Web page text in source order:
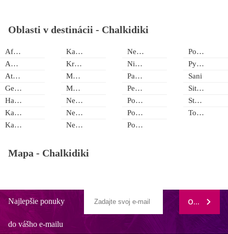
Oblasti v destinácii - Chalkidiki
Afitos
Agia Triada
Athos-Ouranoupolis
Gerakini
Hanioti
Kalamitsi
Kalives
Kallithea
Kriopigi
Metamorfosi
Mola Kaliva
Nea Kallikratia
Nea Moudania
Nea Skioni
Neos Marmaras
Nikiti
Paliouri
Pefkochori
Polichrono
Porto Carras
Possidi
Potidea
Pyrgadikia
Sani
Sithonia-Sarti
Stavros
Toroni
Mapa - Chalkidiki
Najlepšie ponuky
do vášho e-mailu
ODOBERAŤ